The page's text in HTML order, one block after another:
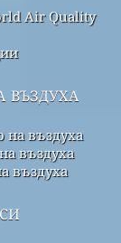
Air Quality
въздуха
на въздуха
въздуха
въздуха